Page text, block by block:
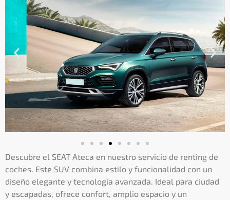
Descubre el SEAT Ateca en nuestro servicio de renting de
coches. Este SUV combina estilo y funcionalidad con un
diseño elegante y tecnología avanzada. Ideal para ciudad
y escapadas, ofrece confort, amplio espacio y un